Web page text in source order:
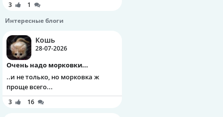
3
1
Интересные блоги
Кошь
28-07-2026
Очень надо морковки...
..и не только, но морковка ж
проще всего...
3 16